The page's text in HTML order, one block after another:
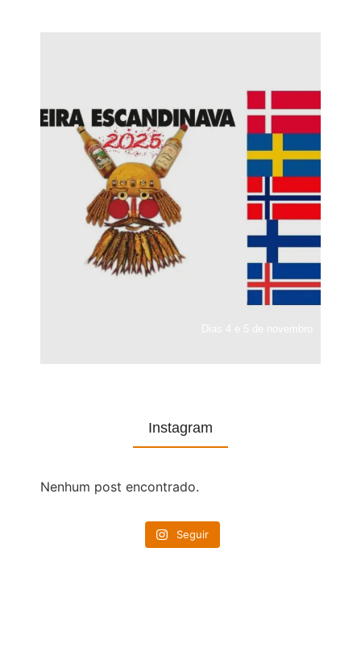
Instagram
Nenhum post encontrado.
Seguir